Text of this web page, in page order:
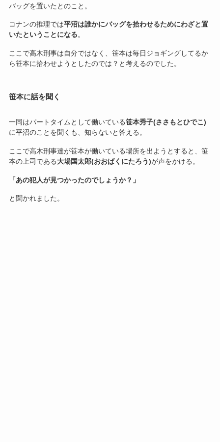
バッグを置いたとのこと。
コナンの推理では平沼は誰かにバッグを拾わせるためにわざと置
いたということになる。
ここで高木刑事は自分ではなく、笹本は毎日ジョギングしてるか
ら笹本に拾わせようとしたのでは？と考えるのでした。
笹本に話を聞く
一同はパートタイムとして働いている笹本秀子(ささもとひでこ)
に平沼のことを聞くも、知らないと答える。
ここで高木刑事達が笹本が働いている場所を出ようとすると、笹
本の上司である大場国太郎(おおばくにたろう)が声をかける。
「あの犯人が見つかったのでしょうか？」
と聞かれました。